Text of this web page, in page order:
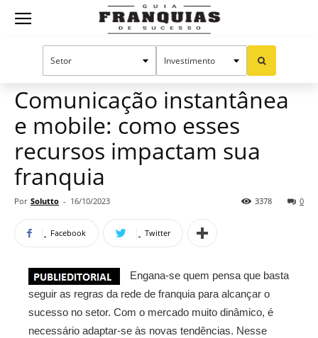
Guia
Sucesso
Manual do sucesso Publieditorial
Comunicação instantânea
e mobile: como esses
recursos impactam sua
franquia
Por Solutto - 16/10/2023 0
3378
Facebook Twitter
Engana-se quem pensa que basta
seguir as regras da rede de franquia para alcançar o
sucesso no setor. Com o mercado muito dinâmico, é
necessário adaptar-se às novas tendências. Nesse